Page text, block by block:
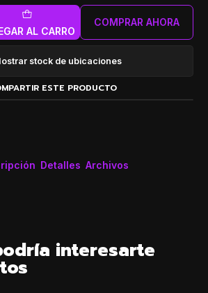
AL CARRO
COMPRAR AHORA
stock de ubicaciones
ESTE PRODUCTO
Detalles Archivos
interesarte